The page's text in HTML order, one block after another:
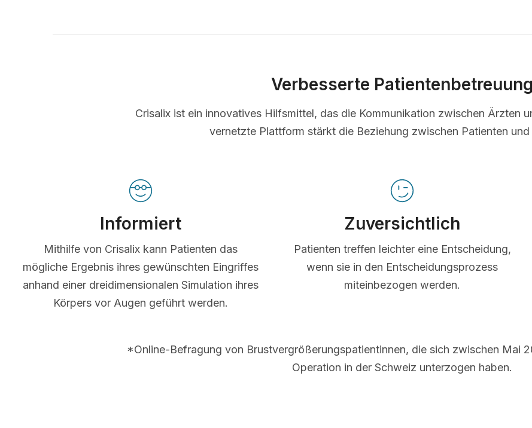
Verbesserte Patientenbetreuung
Crisalix ist ein innovatives Hilfsmittel, das die Kommunikation zwischen Ärzten
vernetzte Plattform stärkt die Beziehung zwischen Patienten und
Informiert
Mithilfe von Crisalix kann Patienten das
mögliche Ergebnis ihres gewünschten Eingriffes
anhand einer dreidimensionalen Simulation ihres
Körpers vor Augen geführt werden.
Zuversichtlich
Patienten treffen leichter eine Entscheidung,
wenn sie in den Entscheidungsprozess
miteinbezogen werden.
*Online-Befragung von Brustvergrößerungspatientinnen, die sich zwischen Mai
Operation in der Schweiz unterzogen haben.